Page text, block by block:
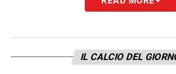
IL CALCIO DEL